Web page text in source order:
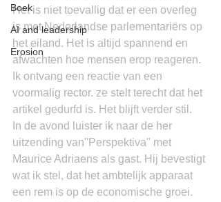
Boek
AI and leadership
Erosion
Het is niet toevallig dat er een overleg
is met Nederlandse parlementariërs op
het eiland. Het is altijd spannend en
afwachten hoe mensen erop reageren.
Ik ontvang een reactie van een
voormalig rector. ze stelt terecht dat het
artikel gedurfd is. Het blijft verder stil.
In de avond luister ik naar de her
uitzending van"Perspektiva" met
Maurice Adriaens als gast. Hij bevestigt
wat ik stel, dat het ambtelijk apparaat
een rem is op de economische groei.